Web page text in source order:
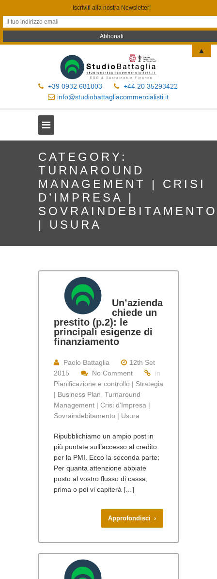
+39 0932 681803
+44 20 35293422
info@studiobattagliacommercialisti.it
CATEGORY:
TURNAROUND
MANAGEMENT | CRISI
D’IMPRESA |
SOVRAINDEBITAMENTO
| USURA
Un’azienda
chiede un
prestito (p.2): le
principali esigenze di
finanziamento
Paolo Battaglia
12th Set
2015
No Comment
in
Pianificazione e controllo | Strategia
| Business Plan Turnaround
Management | Crisi d'Impresa |
Sovraindebitamento | Usura
Ripubblichiamo un ampio post in
più puntate sull’accesso al credito
per la PMI. Ecco la seconda parte:
Per quanta attenzione abbiate
posto al vostro flusso di cassa,
prima o poi vi capiterà […]
Approfondisci ›
Iscriviti alla nostra Newsletter!
▲